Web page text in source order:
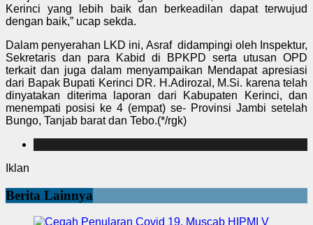
Kerinci yang lebih baik dan berkeadilan dapat terwujud
dengan baik,” ucap sekda.
Dalam penyerahan LKD ini, Asraf didampingi oleh Inspektur,
Sekretaris dan para Kabid di BPKPD serta utusan OPD
terkait dan juga dalam menyampaikan Mendapat apresiasi
dari Bapak Bupati Kerinci DR. H.Adirozal, M.Si. karena telah
dinyatakan diterima laporan dari Kabupaten Kerinci, dan
menempati posisi ke 4 (empat) se- Provinsi Jambi setelah
Bungo, Tanjab barat dan Tebo.(*/rgk)
Iklan
Berita Lainnya